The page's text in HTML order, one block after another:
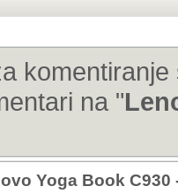
na "
Yoga Book